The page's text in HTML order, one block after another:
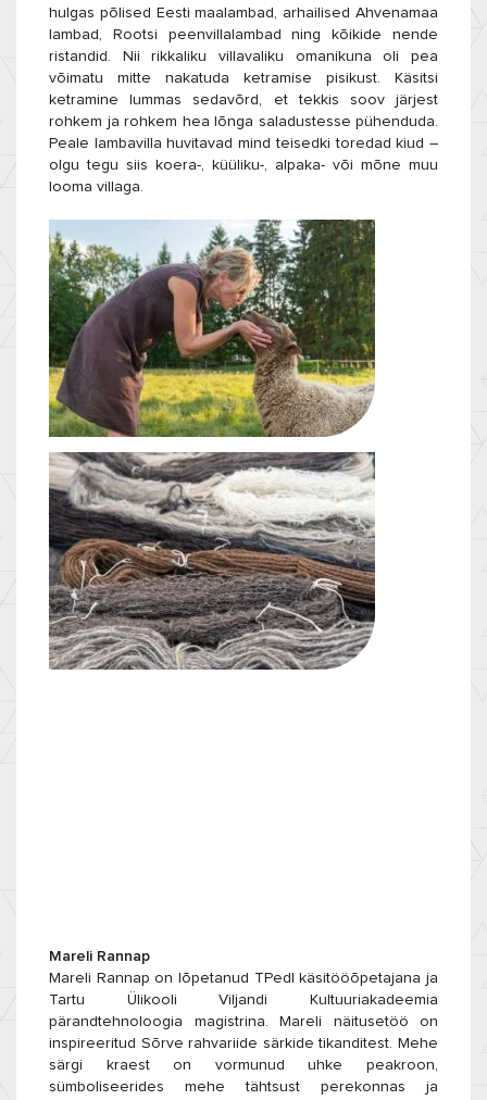
hulgas põlised Eesti maalambad, arhailised Ahvenamaa
lambad, Rootsi peenvillalambad ning kõikide nende
ristandid. Nii rikkaliku villavaliku omanikuna oli pea
võimatu mitte nakatuda ketramise pisikust. Käsitsi
ketramine lummas sedavõrd, et tekkis soov järjest
rohkem ja rohkem hea lõnga saladustesse pühenduda.
Peale lambavilla huvitavad mind teisedki toredad kiud –
olgu tegu siis koera-, küüliku-, alpaka- või mõne muu
looma villaga.
Mareli Rannap
Mareli Rannap on lõpetanud TPedI käsitööõpetajana ja
Tartu Ülikooli Viljandi Kultuuriakadeemia
pärandtehnoloogia magistrina. Mareli näitusetöö on
inspireeritud Sõrve rahvariide särkide tikanditest. Mehe
särgi kraest on vormunud uhke peakroon,
sümboliseerides mehe tähtsust perekonnas ja